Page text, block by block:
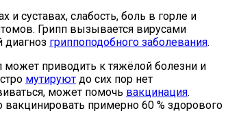
суставах, слабость, боль в горле и
Грипп вызывается вирусами
диагноз гриппоподобного заболевания.
приводить к тяжёлой болезни и
мутируют до сих пор нет
может помочь вакцинация.
примерно 60 % здорового